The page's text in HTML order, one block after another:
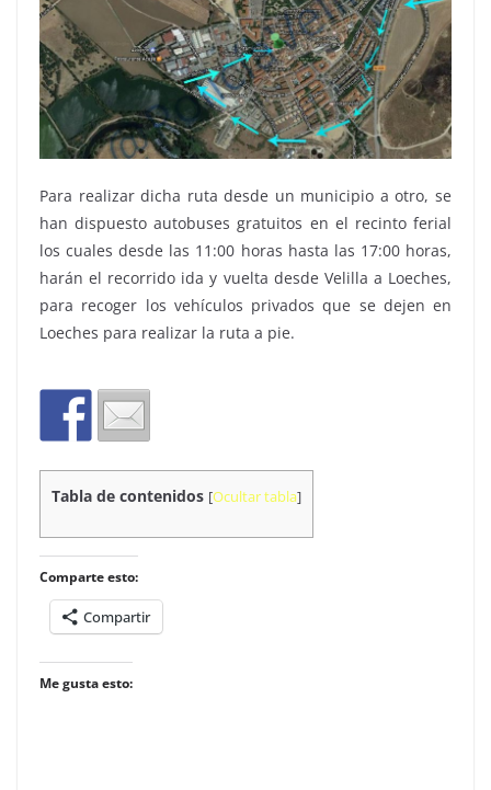
Para realizar dicha ruta desde un municipio a otro, se
han dispuesto autobuses gratuitos en el recinto ferial
los cuales desde las 11:00 horas hasta las 17:00 horas,
harán el recorrido ida y vuelta desde Velilla a Loeches,
para recoger los vehículos privados que se dejen en
Loeches para realizar la ruta a pie.
Tabla de contenidos [Ocultar tabla]
Comparte esto:
Compartir
Me gusta esto: